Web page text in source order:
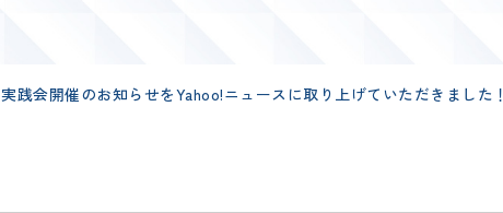
実践会開催のお知らせをYahoo!ニュースに取り上げていただきました！